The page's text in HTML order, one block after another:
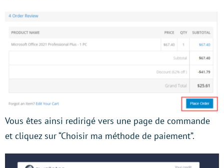
Vous êtes ainsi redirigé vers une page de commande
et cliquez sur “Choisir ma méthode de paiement”.